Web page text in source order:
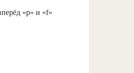
«p» и «f»